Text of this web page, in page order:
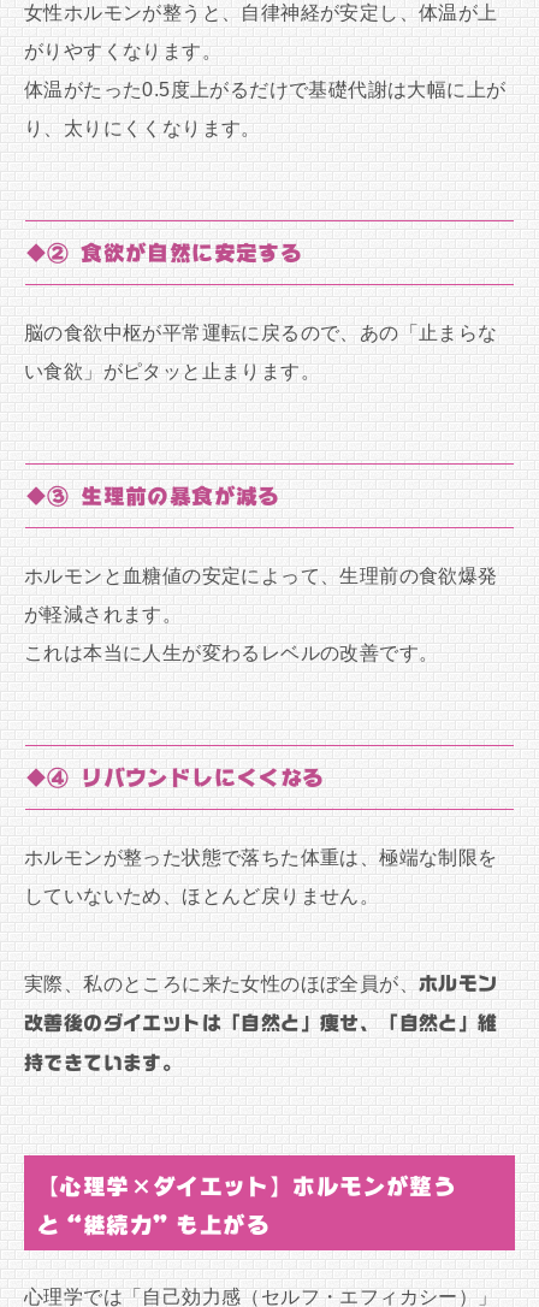
女性ホルモンが整うと、自律神経が安定し、体温が上
がりやすくなります。
体温がたった0.5度上がるだけで基礎代謝は大幅に上が
り、太りにくくなります。
◆② 食欲が自然に安定する
脳の食欲中枢が平常運転に戻るので、あの「止まらな
い食欲」がピタッと止まります。
◆③ 生理前の暴食が減る
ホルモンと血糖値の安定によって、生理前の食欲爆発
が軽減されます。
これは本当に人生が変わるレベルの改善です。
◆④ リバウンドしにくくなる
ホルモンが整った状態で落ちた体重は、極端な制限を
していないため、ほとんど戻りません。
実際、私のところに来た女性のほぼ全員が、 ホルモン
改善後のダイエットは「自然と」痩せ、「自然と」維
持できています。
【心理学×ダイエット】ホルモンが整う
と“継続力”も上がる
心理学では「自己効力感（セルフ・エフィカシー）」